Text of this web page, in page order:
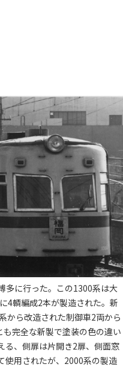
多に行った。この1300系は大
4輌編成2本が製造された。新
から改造された制御車2両から
完全な新製で塗装の色の違い
る、側扉は片開き2扉、側面窓
使用されたが、2000系の製造